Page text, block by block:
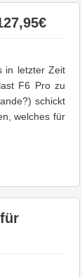
in letzter Zeit
F6 Pro zu
schickt
welches für